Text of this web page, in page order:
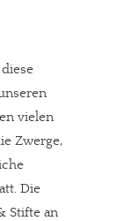
vielen
Zwerge,
Die
Stifte an